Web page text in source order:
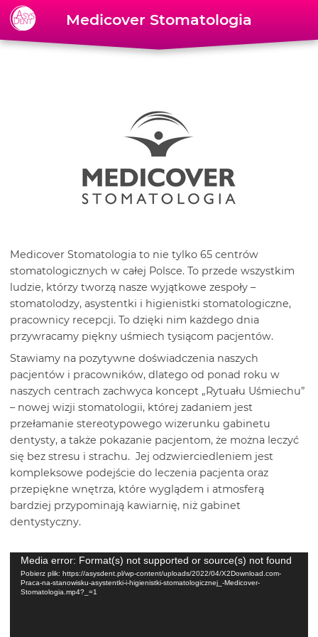
Skip to content
Medicover Stomatologia
Medicover Stomatologia to nie tylko 65 centrów
stomatologicznych w całej Polsce. To przede wszystkim
ludzie, którzy tworzą nasze wyjątkowe zespoły –
stomatolodzy, asystentki i higienistki stomatologiczne,
pracownicy recepcji. To dzięki nim każdego dnia
przywracamy piękny uśmiech tysiącom pacjentów.
Stawiamy na pozytywne doświadczenia naszych
pacjentów i pracowników, dlatego od ponad roku w
naszych centrach zachwyca koncept „Rytuału Uśmiechu”
– nowej wizji stomatologii, której zadaniem jest
przełamanie stereotypowego wizerunku gabinetu
dentysty, a także pokazanie pacjentom, że można leczyć
się bez stresu i strachu. Jej odzwierciedleniem jest
kompleksowe podejście do leczenia pacjenta oraz
przepiękne wnętrza, które wyglądem i atmosferą
bardziej przypominają kawiarnię, niż gabinet
dentystyczny.
Odtwarzacz
video
Media error: Format(s) not supported or source(s) not found
Pobierz plik: https://asysdent.pl/wp-content/uploads/2022/04/X2Download.com-
Praca-na-stanowisku-asystentki-i-higienistki-stomatologicznej_-Medicover-
Stomatologia.mp4?_=1